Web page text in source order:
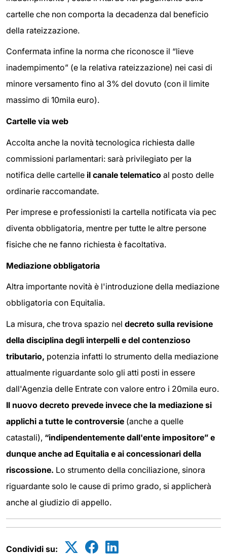
cartelle che non comporta la decadenza dal beneficio
della rateizzazione.
Confermata infine la norma che riconosce il “lieve
inadempimento” (e la relativa rateizzazione) nei casi di
minore versamento fino al 3% del dovuto (con il limite
massimo di 10mila euro).
Cartelle via web
Accolta anche la novità tecnologica richiesta dalle
commissioni parlamentari: sarà privilegiato per la
notifica delle cartelle il canale telematico al posto delle
ordinarie raccomandate.
Per imprese e professionisti la cartella notificata via pec
diventa obbligatoria, mentre per tutte le altre persone
fisiche che ne fanno richiesta è facoltativa.
Mediazione obbligatoria
Altra importante novità è l'introduzione della mediazione
obbligatoria con Equitalia.
La misura, che trova spazio nel decreto sulla revisione
della disciplina degli interpelli e del contenzioso
tributario, potenzia infatti lo strumento della mediazione
attualmente riguardante solo gli atti posti in essere
dall'Agenzia delle Entrate con valore entro i 20mila euro.
Il nuovo decreto prevede invece che la mediazione si
applichi a tutte le controversie (anche a quelle
catastali), “indipendentemente dall'ente impositore” e
dunque anche ad Equitalia e ai concessionari della
riscossione. Lo strumento della conciliazione, sinora
riguardante solo le cause di primo grado, si applicherà
anche al giudizio di appello.
Condividi su: